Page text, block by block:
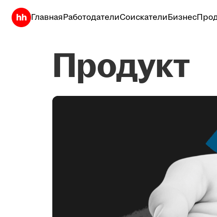
ГлавнаяРаботодателиСоискателиБизнес
Продукт